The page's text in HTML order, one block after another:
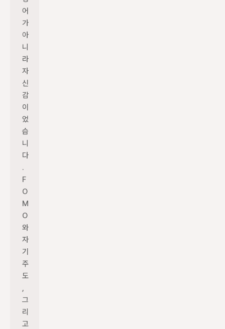
어
가
아
니
라
자
신
감
이
었
습
니
다
.
F
O
M
O
와
자
기
주
도
,
그
리
고